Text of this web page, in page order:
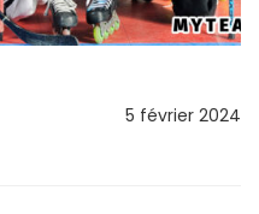
5 février 2024